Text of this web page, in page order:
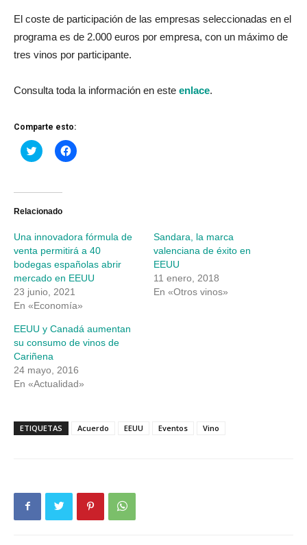
El coste de participación de las empresas seleccionadas en el
programa es de 2.000 euros por empresa, con un máximo de
tres vinos por participante.
Consulta toda la información en este enlace.
Comparte esto:
Haz
clic
Twitter
abre
ventana
nueva)
Haz
clic
ventana
nueva)
Relacionado
Una innovadora fórmula de
venta permitirá a 40
bodegas españolas abrir
mercado en EEUU
23 junio, 2021
En «Economía»
Sandara, la marca
valenciana de éxito en
EEUU
11 enero, 2018
En «Otros vinos»
EEUU y Canadá aumentan
su consumo de vinos de
Cariñena
24 mayo, 2016
En «Actualidad»
ETIQUETAS Acuerdo EEUU Eventos Vino